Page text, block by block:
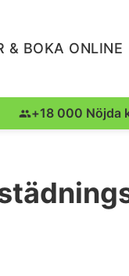
& BOKA ONLINE
+18 000 Nöjda